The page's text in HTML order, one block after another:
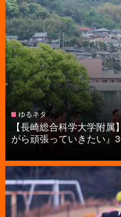
ゆるネタ
【長崎総合科学大学附
がら頑張っていきたい』